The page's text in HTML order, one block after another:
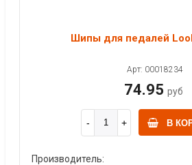
Шипы для педалей
Арт: 00018234
74.95 руб
В
Производитель: